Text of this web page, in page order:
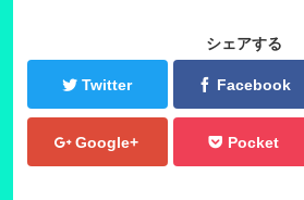
シェアする
Twitter Facebook
Google+ Pocket